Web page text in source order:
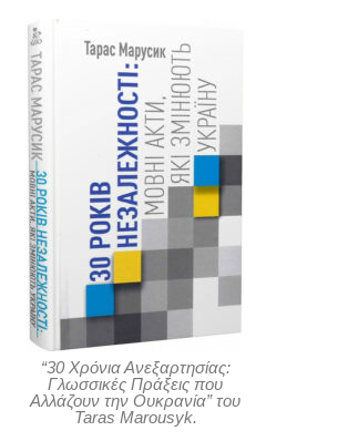
“30 Χρόνια Ανεξαρτησίας:
Γλωσσικές Πράξεις που
Αλλάζουν την Ουκρανία” του
Taras Marousyk.